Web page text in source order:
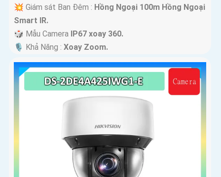
💥 Giám sát Ban Đêm : Hồng Ngoại 100m Hồng Ngoại
Smart IR.
🎲 Mẫu Camera IP67 xoay 360.
️🎙 Khả Năng : Xoay Zoom.